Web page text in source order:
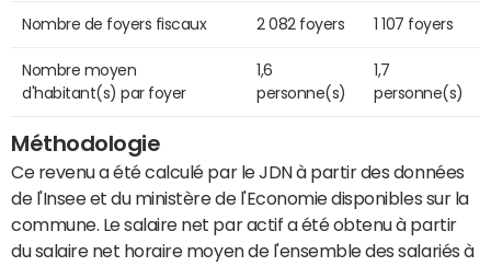
Nombre de foyers fiscaux 2 082 foyers 1 107 foyers
Nombre moyen
d'habitant(s) par foyer
1,6
personne(s)
1,7
personne(s)
Méthodologie
Ce revenu a été calculé par le JDN à partir des données
de l'Insee et du ministère de l'Economie disponibles sur la
commune. Le salaire net par actif a été obtenu à partir
du salaire net horaire moyen de l'ensemble des salariés à